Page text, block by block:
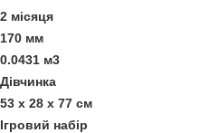
2 місяця
170 мм
0.0431 м3
Дівчинка
53 x 28 x 77 см
Ігровий набір